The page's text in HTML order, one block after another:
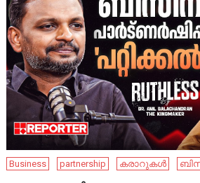
Business partnership കരാറുകൾ